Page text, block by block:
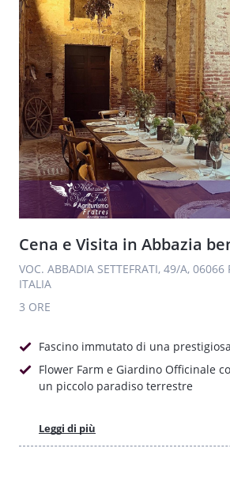
Cena e Visita in Abbazia
VOC. ABBADIA SETTEFRATI, 49/A, 06066
ITALIA
3 ORE
Fascino immutato di una
Flower Farm e Giardino Officinale
un piccolo paradiso terrestre
Leggi di più